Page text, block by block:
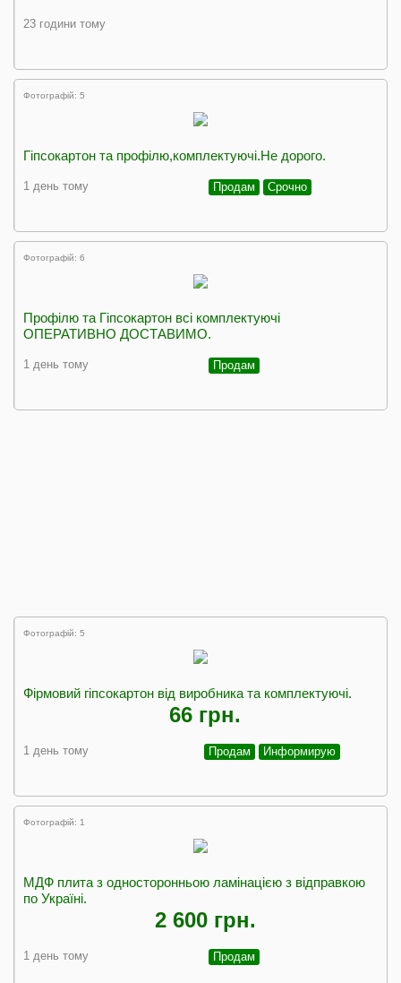
23 години тому
Фотографій: 5
Гіпсокартон та профілю,комплектуючі.Не дорого.
1 день тому Продам Срочно
Фотографій: 6
Профілю та Гіпсокартон всі комплектуючі
ОПЕРАТИВНО ДОСТАВИМО.
1 день тому Продам
Фотографій: 5
Фірмовий гіпсокартон від виробника та комплектуючі.
66 грн.
1 день тому Продам Информирую
Фотографій: 1
МДФ плита з односторонньою ламінацією з відправкою
по Україні.
2 600 грн.
1 день тому Продам